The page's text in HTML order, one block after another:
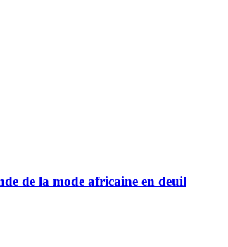
de la mode africaine en deuil